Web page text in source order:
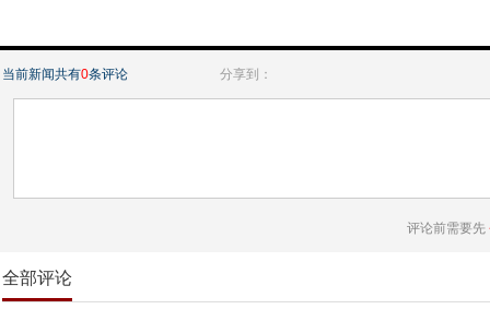
当前新闻共有0条评论 分享到：
评论前需要先
全部评论